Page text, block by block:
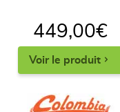
449,00€
Voir le produit